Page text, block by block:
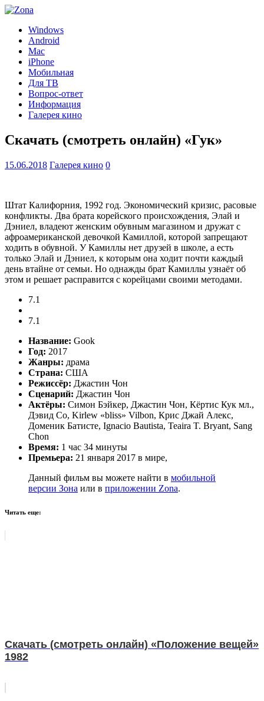
Windows
Android
Mac
iPhone
Мобильная
Для ТВ
Вопрос-ответ
Информация
Галерея кино
Скачать (смотреть онлайн) «Гук»
15.06.2018 Галерея кино 0
Штат Калифорния, 1992 год. Экономический кризис, расовые
конфликты. Два брата корейского происхождения, Элай и
Дэниел, владеют женским обувным магазином и дружат с
афроамериканской девочкой Камиллой, которой запрещают
ходить в обувной. У Камиллы нет друзей в школе, а есть
только Элай и Дэниел, к которым она ходит почти каждый
день втайне от семьи. Но однажды брат Камиллы узнаёт об
этом и решает расправится с корейцами своими методами.
7.1
7.1
Название: Gook
Год: 2017
Жанры: драма
Страна: США
Режиссёр: Джастин Чон
Сценарий: Джастин Чон
Актёры: Симон Бэйкер, Джастин Чон, Кёртис Кук мл.,
Дэвид Со, Kirlew «bliss» Vilbon, Крис Джай Алекс,
Доменик Батисте, Ignacio Bautista, Teaira T. Bryant, Sang
Chon
Время: 1 час 34 минуты
Премьера: 21 января 2017 в мире,
Данный фильм вы можете найти в мобильной
версии Зона или в приложении Zona.
Читать еще:
Скачать (смотреть онлайн) «Положение вещей»
1982